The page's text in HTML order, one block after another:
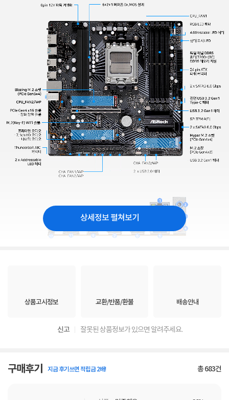
상세정보 펼쳐보기
상품고시정보 교환/반품/환불 배송안내
신고 잘못된 상품정보가 있으면 알려주세요.
구매후기 지금 후기쓰면 적립금 2배! 총683건